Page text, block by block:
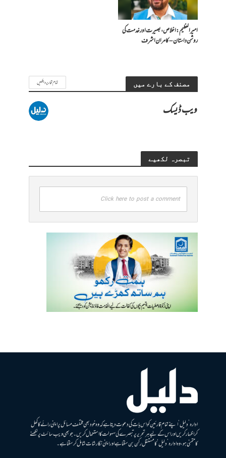
امیر العظیم: اخلاص، بصیرت اور خدمت کی
روشن داستان – کامران اشرف
مصنف کے بارے میں تمام تحاریر دیکھیں
ویب ڈیسک
تبصرہ لکھیے
Click here to post a comment
ادارہ ’دلیل‘ اپنے تمام قارئین کو اس بات کی دعوت دیتا ہے کہ وہ خود بھی مختلف مسائل پر اپنی رائے کا کھل
کر اظہار کریں اور اس کے لیے ہر تحریر پر تبصرے کی سہولت کا استعمال کریں۔ جو بھی ویب سائٹ پر لکھنے
کا متمنی ہو، وہ ادارہ ’دلیل‘ کا مستقل رکن بن سکتا ہے اور اپنی نگارشات شامل کرسکتا ہے۔